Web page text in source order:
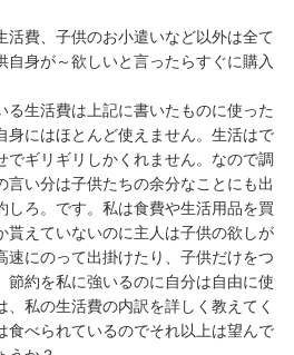
活費、子供のお小遣いなど以外は全て
自身が～欲しいと言ったらすぐに購入
る生活費は上記に書いたものに使った
身にはほとんど使えません。生活はで
でギリギリしかくれません。なので調
言い分は子供たちの余分なことにも出
しろ。です。私は食費や生活用品を買
貰えていないのに主人は子供の欲しが
速にのって出掛けたり、子供だけをつ
節約を私に強いるのに自分は自由に使
、私の生活費の内訳を詳しく教えてく
食べられているのでそれ以上は望んで